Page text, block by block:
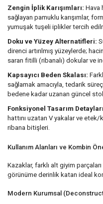
Zengin İplik Karışımları: Hava
sağlayan pamuklu karışımlar,
yumuşak tuşeli iplikler tercih
Doku ve Yüzey Alternatifleri:
direnci artırılmış yüzeylerde;
saran fitilli (ribanalı) dokular ve
Kapsayıcı Beden Skalası:
sağlamak amacıyla, tedarik
bedene kadar uzanan güncel
Fonksiyonel Tasarım
hattını uzatan V yakalar ve
ribana bitişleri.
Kullanım Alanları ve Kombin
Kazaklar, farklı alt giyim
görünüme derinlik katan ideal
Modern Kurumsal